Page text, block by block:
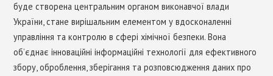
буде створена центральним органом виконавчої влади
України, стане вирішальним елементом у вдосконаленні
управління та контролю в сфері хімічної безпеки. Вона
об’єднає інноваційні інформаційні технології для ефективного
збору, оброблення, зберігання та розповсюдження даних про